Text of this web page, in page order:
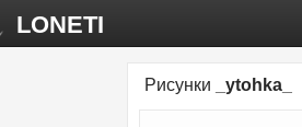
LONETI
Рисунки _ytohka_